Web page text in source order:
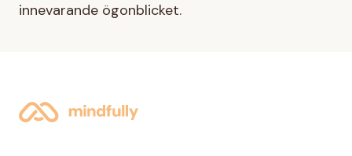
innevarande ögonblicket.